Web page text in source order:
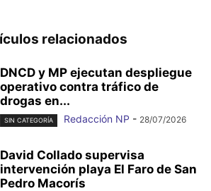
relacionados
DNCD y MP ejecutan despliegue
operativo contra tráfico de
drogas en...
SIN CATEGORÍA Redacción NP - 28/07/2026
David Collado supervisa
intervención playa El Faro de San
Pedro Macorís